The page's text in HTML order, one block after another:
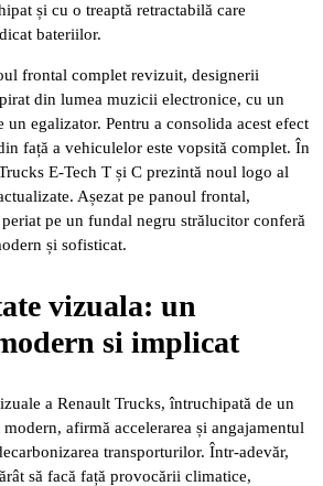
și cu o treaptă retractabilă care
bateriilor.
frontal complet revizuit, designerii
din lumea muzicii electronice, cu un
un egalizator. Pentru a consolida acest efect
față a vehiculelor este vopsită complet. În
E-Tech T și C prezintă noul logo al
Așezat pe panoul frontal,
pe un fundal negru strălucitor conferă
și sofisticat.
vizuala: un
si implicat
a Renault Trucks, întruchipată de un
afirmă accelerarea și angajamentul
transporturilor. Într-adevăr,
să facă față provocării climatice,